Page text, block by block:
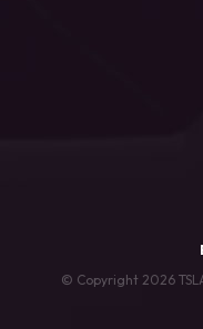
© Copyright 2026